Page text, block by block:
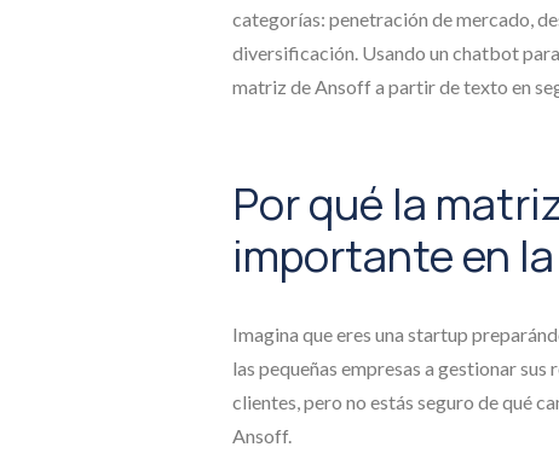
categorías: penetración de mercado,
diversificación. Usando un chatbot
matriz de Ansoff a partir de texto en
Por qué la
importante en
Imagina que eres una startup
las pequeñas empresas a gestionar
clientes, pero no estás seguro de qué
Ansoff.